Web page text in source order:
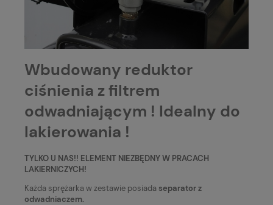
Wbudowany reduktor
ciśnienia z filtrem
odwadniającym ! Idealny do
lakierowania !
TYLKO U NAS!! ELEMENT NIEZBĘDNY W PRACACH
LAKIERNICZYCH!
Każda sprężarka w zestawie posiada separator z
odwadniaczem.